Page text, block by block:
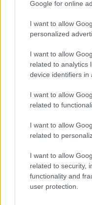
Google for online
I want to allow
personalized
I want to allow
related to analytics
device identifiers in
I want to allow
related to
I want to allow
related to
I want to allow
related to security,
functionality and
user protection.
Σημαντικό
σύνδεση της
υπόθεση του
μια επιλογή που
έντονο
βάθος,
αφήγημα σε
Σύμφωνα με
«Ριφιφί» στην
πραγματοποιηθεί